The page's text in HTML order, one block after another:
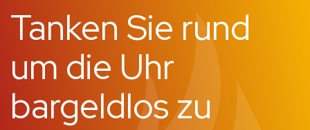
Tanken Sie rund
um die Uhr
bargeldlos zu